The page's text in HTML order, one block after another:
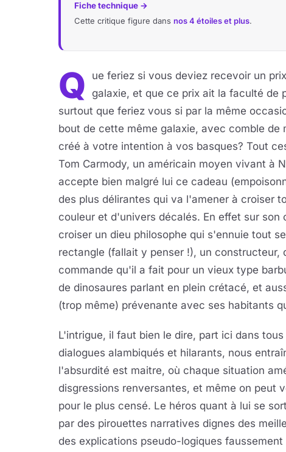
Fiche technique →
Cette critique figure dans nos 4 étoiles et plus.
Q
ue feriez si vous deviez recevoir un
galaxie, et que ce prix ait la faculté de
surtout que feriez vous si par la même
bout de cette même galaxie, avec comble
créé à votre intention à vos basques? Tout
Tom Carmody, un américain moyen vivant à
accepte bien malgré lui ce cadeau
des plus délirantes qui va l'amener à croiser
couleur et d'univers décalés. En effet sur
croiser un dieu philosophe qui s'ennuie tout
rectangle (fallait y penser !), un
commande qu'il a fait pour un vieux type
de dinosaures parlant en plein crétacé, et
(trop même) prévenante avec ses habitants
L'intrigue, il faut bien le dire, part ici dans
dialogues alambiqués et hilarants, nous
l'absurdité est maitre, où chaque situation
disgressions renversantes, et même on peut
pour le plus censé. Le héros quant à lui se
par des pirouettes narratives dignes des
des explications pseudo-logiques